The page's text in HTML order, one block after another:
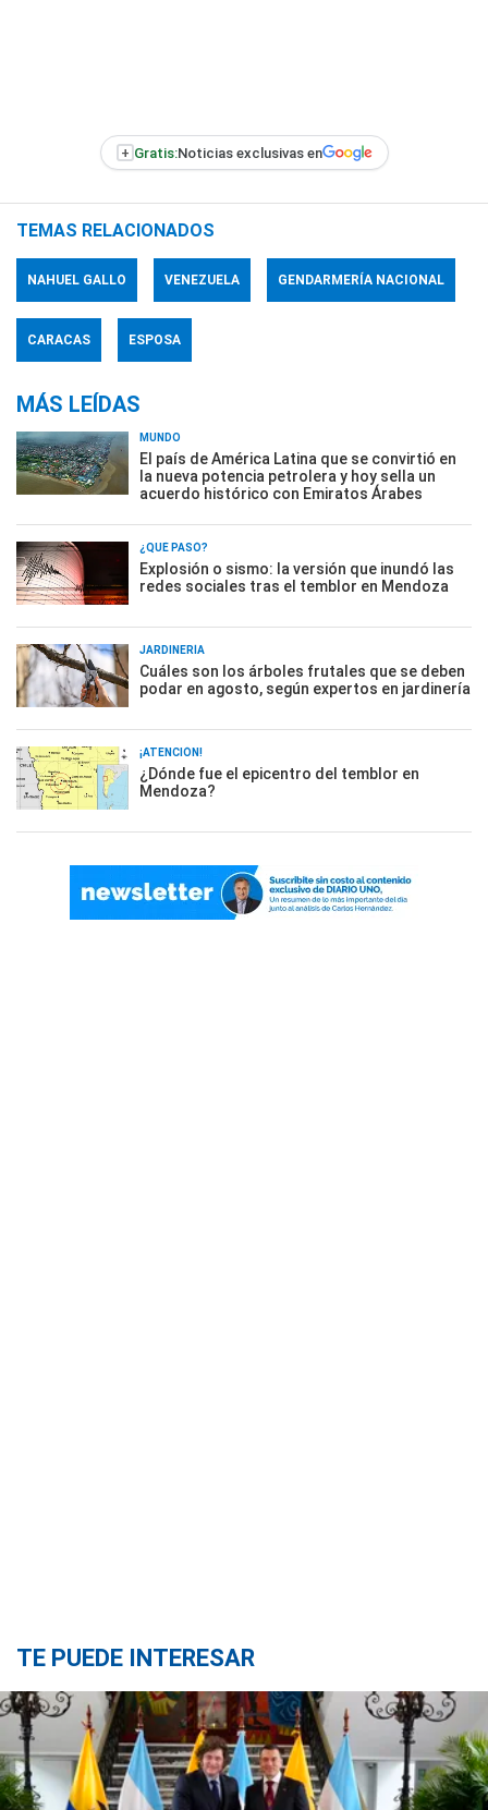
+ Gratis:Noticias exclusivas en
TEMAS RELACIONADOS
NAHUEL GALLO VENEZUELA GENDARMERÍA NACIONAL
CARACAS ESPOSA
MÁS LEÍDAS
MUNDO
El país de América Latina que se convirtió en
la nueva potencia petrolera y hoy sella un
acuerdo histórico con Emiratos Árabes
¿QUÉ PASÓ?
Explosión o sismo: la versión que inundó las
redes sociales tras el temblor en Mendoza
JARDINERÍA
Cuáles son los árboles frutales que se deben
podar en agosto, según expertos en jardinería
¡ATENCIÓN!
¿Dónde fue el epicentro del temblor en
Mendoza?
TE PUEDE INTERESAR